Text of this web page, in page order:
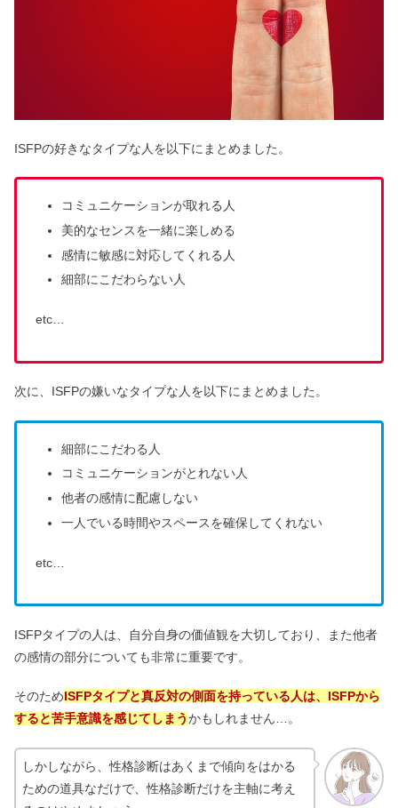
ISFPの好きなタイプな人を以下にまとめました。
コミュニケーションが取れる人
美的なセンスを一緒に楽しめる
感情に敏感に対応してくれる人
細部にこだわらない人
etc…
次に、ISFPの嫌いなタイプな人を以下にまとめました。
細部にこだわる人
コミュニケーションがとれない人
他者の感情に配慮しない
一人でいる時間やスペースを確保してくれない
etc…
ISFPタイプの人は、自分自身の価値観を大切しており、また他者
の感情の部分についても非常に重要です。
そのためISFPタイプと真反対の側面を持っている人は、ISFPから
すると苦手意識を感じてしまうかもしれません…。
しかしながら、性格診断はあくまで傾向をはかる
ための道具なだけで、性格診断だけを主軸に考え